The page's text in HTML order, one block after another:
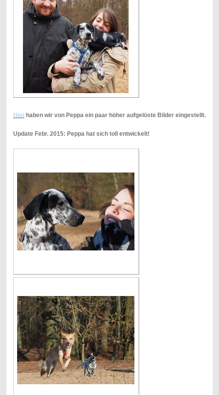
Hierhaben wir von Peppa ein paar höher aufgelöste Bilder eingestellt.
Update Febr. 2015: Peppa hat sich toll entwickelt!